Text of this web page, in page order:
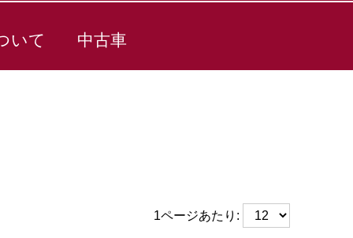
いて 中古車
1ページあたり: